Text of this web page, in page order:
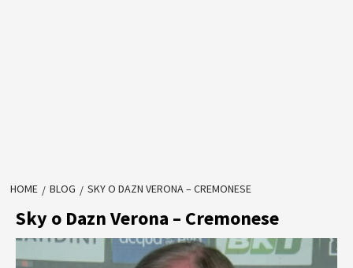
HOME BLOG SKY O DAZN VERONA – CREMONESE
Sky o Dazn Verona – Cremonese